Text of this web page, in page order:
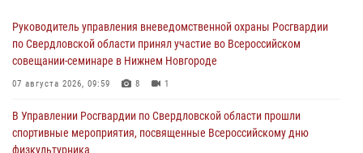
Руководитель управления вневедомственной охраны Росгвардии
по Свердловской области принял участие во Всероссийском
совещании-семинаре в Нижнем Новгороде
07 августа 2026, 09:59 8 1
В Управлении Росгвардии по Свердловской области прошли
спортивные мероприятия, посвященные Всероссийскому дню
физкультурника